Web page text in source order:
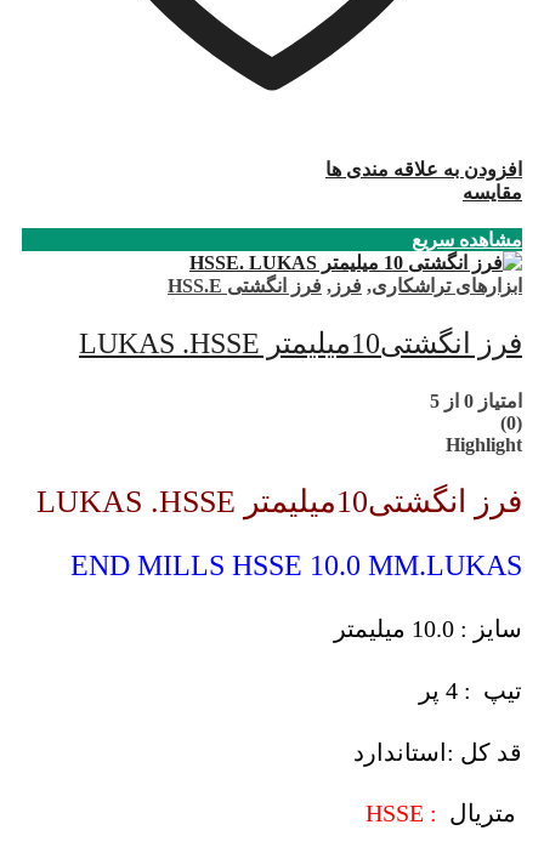
افزودن به علاقه مندی ها
مقایسه
مشاهده سریع
ابزارهای تراشکاری, فرز , فرز انگشتی HSS.E
فرز انگشتی10میلیمتر LUKAS .HSSE
امتیاز 0 از 5
(0)
Highlight
فرز انگشتی10میلیمتر LUKAS .HSSE
END MILLS HSSE 10.0 MM.LUKAS
سایز : 10.0 میلیمتر
تیپ : 4 پر
قد کل :استاندارد
متریال : HSSE